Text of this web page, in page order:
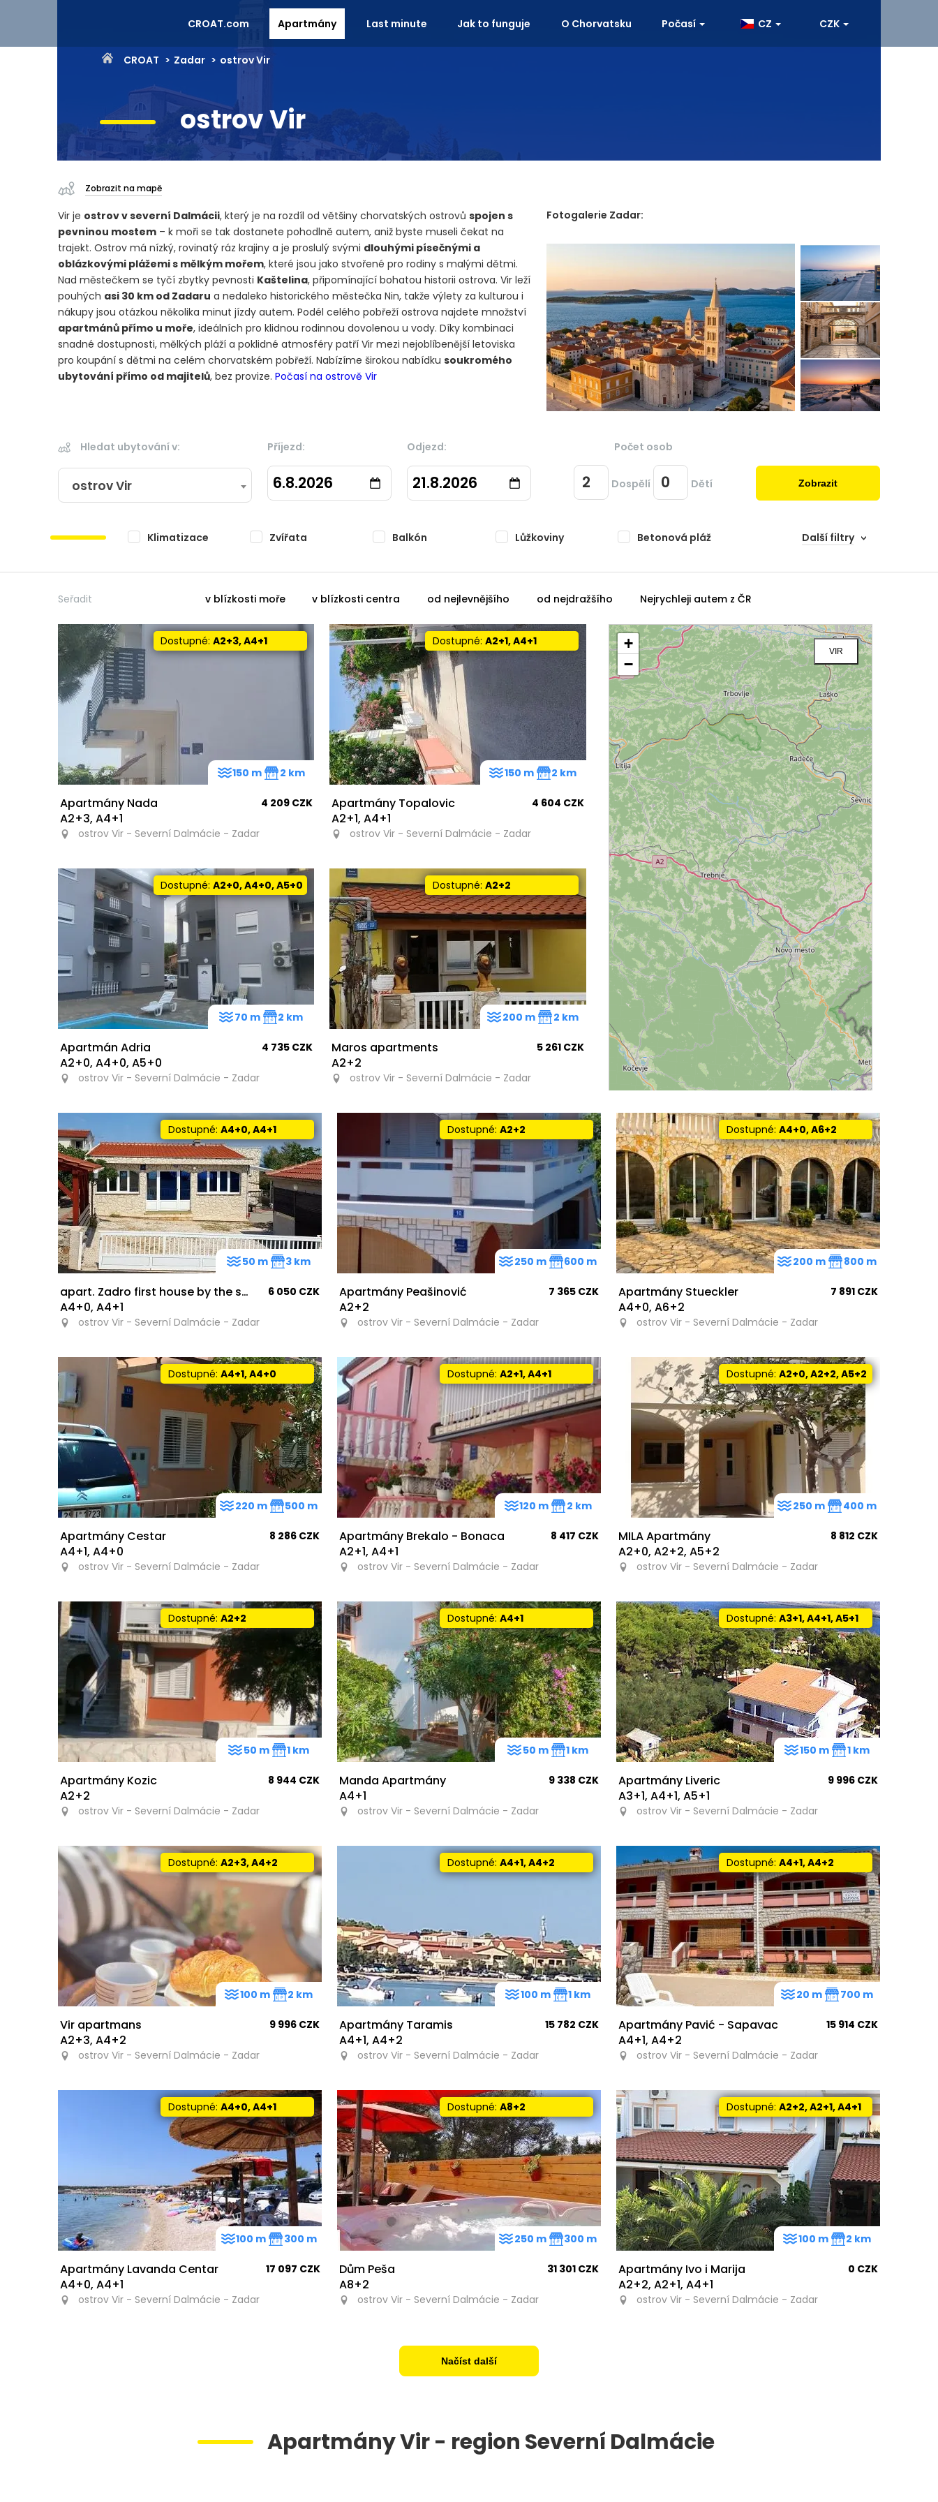
CROAT.com Apartmány Last minute Jak to funguje O Chorvatsku Počasí CZ CZK
CROAT Zadar ostrov Vir
ostrov Vir
Zobrazit na mapě
Vir je ostrov v severní Dalmácii, který je na rozdíl od většiny chorvatských ostrovů spojen s
pevninou mostem– k moři se tak dostanete pohodlně autem, aniž byste museli čekat na
trajekt. Ostrov má nízký, rovinatý ráz krajiny a je proslulý svými dlouhými písečnými a
oblázkovými plážemi s mělkým mořem, které jsou jako stvořené pro rodiny s malými dětmi.
Nad městečkem se tyčí zbytky pevnosti Kaštelina, připomínající bohatou historii ostrova. Vir leží
pouhých asi 30 km od Zadaru a nedaleko historického městečka Nin, takže výlety za kulturou i
nákupy jsou otázkou několika minut jízdy autem. Podél celého pobřeží ostrova najdete množství
apartmánů přímo u moře, ideálních pro klidnou rodinnou dovolenou u vody. Díky kombinaci
snadné dostupnosti, mělkých pláží a poklidné atmosféry patří Vir mezi nejoblíbenější letoviska
pro koupání s dětmi na celém chorvatském pobřeží. Nabízíme širokou nabídku soukromého
ubytování přímo od majitelů, bez provize. Počasí na ostrově Vir
Fotogalerie Zadar:
Hledat ubytování v:
ostrov Vir
Příjezd:
6.8.2026
Odjezd:
21.8.2026
Počet osob
Dospělí Dětí Zobrazit
Klimatizace Zvířata Balkón Lůžkoviny Betonová pláž Další filtry
Seřadit v blízkosti moře v blízkosti centra od nejlevnějšího od nejdražšího Nejrychleji autem z ČR
113
+
−
VIR
Dostupné:A2+3, A4+1
Apartmány Nada
A2+3, A4+1
4 209 CZK
ostrov Vir - Severní Dalmácie - Zadar
150 m 2 km
Dostupné: A2+1, A4+1
Apartmány Topalovic
A2+1, A4+1
4 604 CZK
ostrov Vir - Severní Dalmácie - Zadar
150 m 2 km
Dostupné:A2+0, A4+0, A5+0
Apartmán Adria
A2+0, A4+0, A5+0
4 735 CZK
ostrov Vir - Severní Dalmácie - Zadar
70 m 2 km
Dostupné: A2+2
Maros apartments
A2+2
5 261 CZK
ostrov Vir - Severní Dalmácie - Zadar
200 m 2 km
Dostupné:A4+0, A4+1
apart. Zadro first house by the sea
A4+0, A4+1
6 050 CZK
ostrov Vir - Severní Dalmácie - Zadar
50 m 3 km
Dostupné:A2+2
Apartmány Peašinović
A2+2
7 365 CZK
ostrov Vir - Severní Dalmácie - Zadar
250 m 600 m
Dostupné:A4+0, A6+2
Apartmány Stueckler
A4+0, A6+2
7 891 CZK
ostrov Vir - Severní Dalmácie - Zadar
200 m 800 m
Dostupné:A4+1, A4+0
Apartmány Cestar
A4+1, A4+0
8 286 CZK
ostrov Vir - Severní Dalmácie - Zadar
220 m 500 m
Dostupné:A2+1, A4+1
Apartmány Brekalo - Bonaca
A2+1, A4+1
8 417 CZK
ostrov Vir - Severní Dalmácie - Zadar
120 m 2 km
Dostupné:A2+0, A2+2, A5+2
MILA Apartmány
A2+0, A2+2, A5+2
8 812 CZK
ostrov Vir - Severní Dalmácie - Zadar
250 m 400 m
Dostupné:A2+2
Apartmány Kozic
A2+2
8 944 CZK
ostrov Vir - Severní Dalmácie - Zadar
50 m 1 km
Dostupné:A4+1
Manda Apartmány
A4+1
9 338 CZK
ostrov Vir - Severní Dalmácie - Zadar
50 m 1 km
Dostupné:A3+1, A4+1, A5+1
Apartmány Liveric
A3+1, A4+1, A5+1
9 996 CZK
ostrov Vir - Severní Dalmácie - Zadar
150 m 1 km
Dostupné:A2+3, A4+2
Vir apartmans
A2+3, A4+2
9 996 CZK
ostrov Vir - Severní Dalmácie - Zadar
100 m 2 km
Dostupné:A4+1, A4+2
Apartmány Taramis
A4+1, A4+2
15 782 CZK
ostrov Vir - Severní Dalmácie - Zadar
100 m 1 km
Dostupné:A4+1, A4+2
Apartmány Pavić - Sapavac
A4+1, A4+2
15 914 CZK
ostrov Vir - Severní Dalmácie - Zadar
20 m 700 m
Dostupné:A4+0, A4+1
Apartmány Lavanda Centar
A4+0, A4+1
17 097 CZK
ostrov Vir - Severní Dalmácie - Zadar
100 m 300 m
Dostupné:A8+2
Dům Peša
A8+2
31 301 CZK
ostrov Vir - Severní Dalmácie - Zadar
250 m 300 m
Dostupné:A2+2, A2+1, A4+1
Apartmány Ivo i Marija
A2+2, A2+1, A4+1
0 CZK
ostrov Vir - Severní Dalmácie - Zadar
100 m 2 km
Načíst další
Apartmány Vir - region Severní Dalmácie